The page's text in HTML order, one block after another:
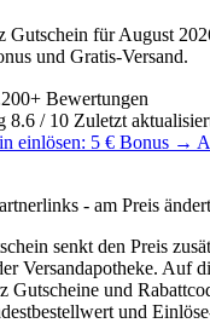
Gutschein für August
und Gratis-Versand.
Bewertungen
8.6 / 10 Zuletzt
einlösen: 5 € Bonus →
- am Preis
senkt den Preis
Versandapotheke. Auf
Gutscheine und
und